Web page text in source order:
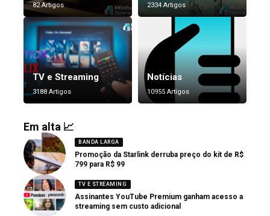
82 Artigos 2334 Artigos
TV e Streaming
3188 Artigos
Notícias
10955 Artigos
Em alta 📈
BANDA LARGA
Promoção da Starlink derruba preço do kit de R$
799 para R$ 99
TV E STREAMING
Assinantes YouTube Premium ganham acesso a
streaming sem custo adicional